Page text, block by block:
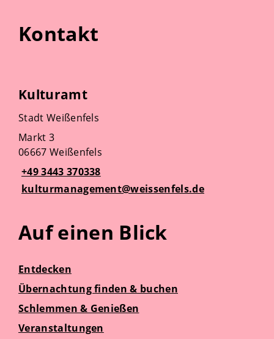
Kontakt
Kulturamt
Stadt Weißenfels
Markt 3
06667 Weißenfels
+49 3443 370338
kulturmanagement@weissenfels.de
Auf einen Blick
Entdecken
Übernachtung finden & buchen
Schlemmen & Genießen
Veranstaltungen